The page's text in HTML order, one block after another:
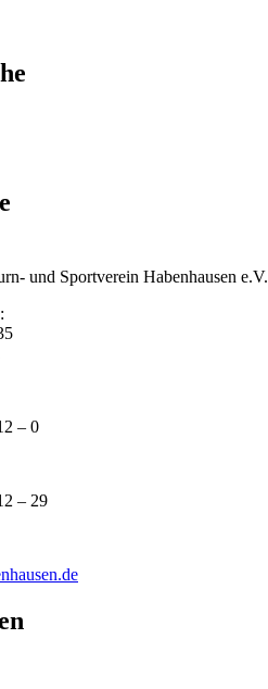
und Sportverein Habenhausen e.V.
– 0
– 29